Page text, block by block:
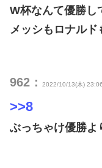
W杯なんて優勝し
メッシもロナルド
962： 2022/10/13(木)
>>8
ぶっちゃけ優勝よ